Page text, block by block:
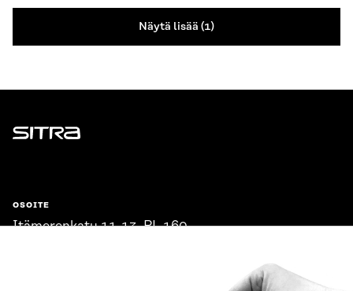
Näytä lisää (1)
Sitra
OSOITE
Itämerenkatu 11-13, PL 160,